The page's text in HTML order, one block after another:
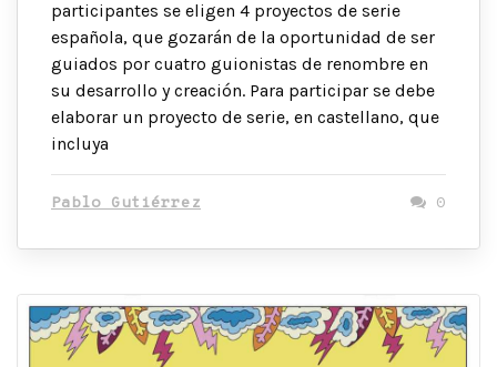
participantes se eligen 4 proyectos de serie
española, que gozarán de la oportunidad de ser
guiados por cuatro guionistas de renombre en
su desarrollo y creación. Para participar se debe
elaborar un proyecto de serie, en castellano, que
incluya
Pablo Gutiérrez 0